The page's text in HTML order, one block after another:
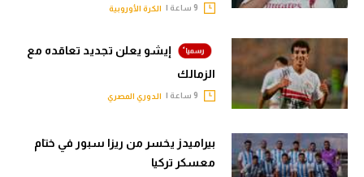
الكرة الأوروبية
إيشو يعلن تجديد تعاقده مع
الزمالك
الدوري المصري
بيراميدز يخسر من ريزا سبور في ختام
معسكر تركيا